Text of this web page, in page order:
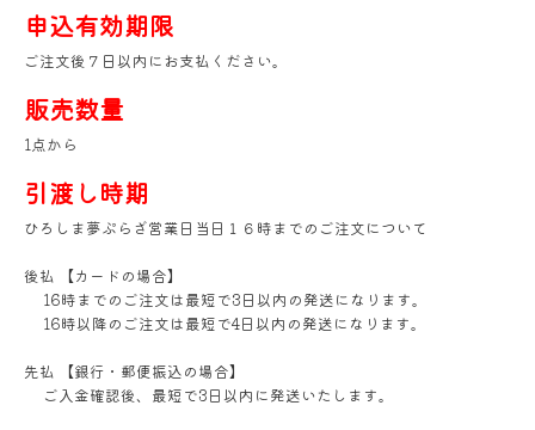
申込有効期限
ご注文後７日以内にお支払ください。
販売数量
1点から
引渡し時期
ひろしま夢ぷらざ営業日当日１６時までのご注文について
後払 【カードの場合】
16時までのご注文は最短で3日以内の発送になります。
16時以降のご注文は最短で4日以内の発送になります。
先払 【銀行・郵便振込の場合】
ご入金確認後、最短で3日以内に発送いたします。